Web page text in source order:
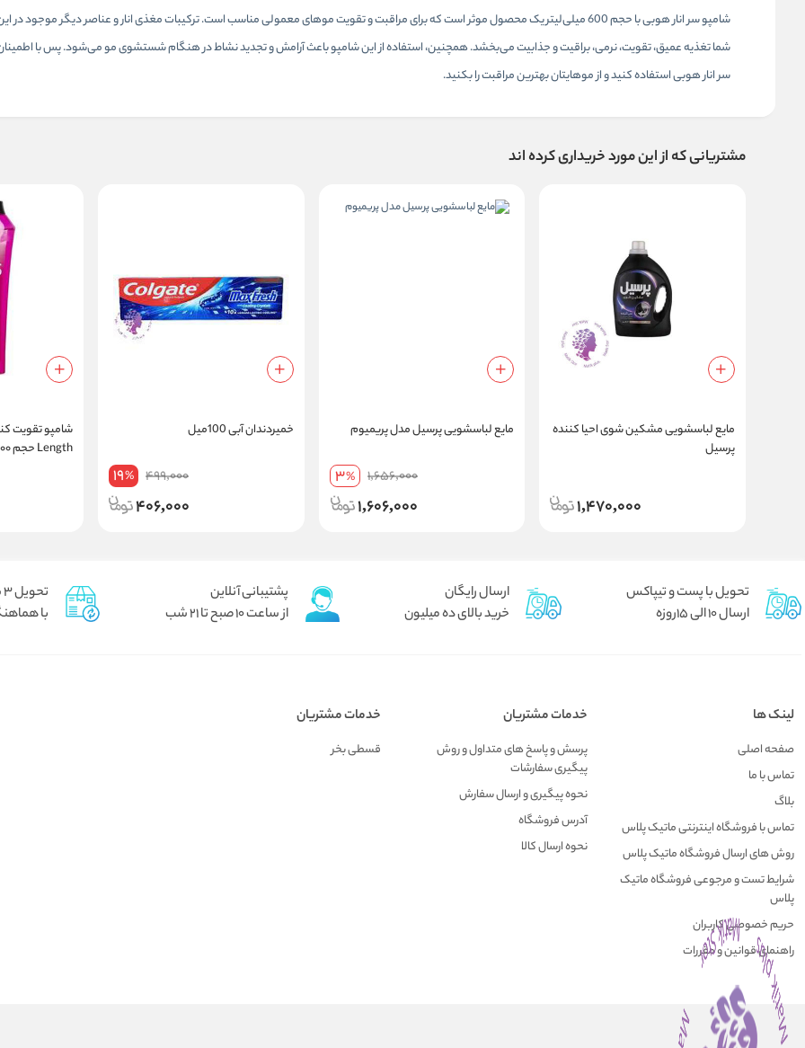
شامپو سر انار هوبی با حجم 600 میلی‌لیتر یک محصول موثر است که برای مراقبت و تقویت موهای معمولی مناسب است. ترکیبات مغذی انار و عناصر دیگر موجود
شما تغذیه عمیق، تقویت، نرمی، براقیت و جذابیت می‌بخشد. همچنین، استفاده از این شامپو باعث آرامش و تجدید نشاط در هنگام شستشوی مو می‌شود. پس با
سر انار هوبی استفاده کنید و از موهایتان بهترین مراقبت را بکنید.
مشتریانی که از این مورد خریداری کرده اند
مایع لباسشویی مشکین شوی احیا کننده
پرسیل
1,470,000
مایع لباسشویی پرسیل مدل پریمیوم
1,656,000
3%
1,606,000
خمیردندان آبی 100میل
499,000
19%
406,000
Length حجم ۵۰۰ میلی لیتر
تحویل با پست و تیپاکس
ارسال 10 الی 15روزه
ارسال رایگان
خرید بالای ده میلیون
پشتیبانی آنلاین
از ساعت 10 صبح تا 21 شب
تحویل 3 ساعته برای تهران پیک
با
لینک ها
صفحه اصلی
تماس با ما
بلاگ
تماس با فروشگاه اینترنتی ماتیک پلاس
روش های ارسال فروشگاه ماتیک پلاس
شرایط تست و مرجوعی فروشگاه ماتیک
پلاس
حریم خصوصی کاربران
راهنمای قوانین و مقررات
خدمات مشتریان
پرسش و پاسخ های متداول و روش
پیگیری سفارشات
نحوه پیگیری و ارسال سفارش
آدرس فروشگاه
نحوه ارسال کالا
خدمات مشتریان
قسطی بخر